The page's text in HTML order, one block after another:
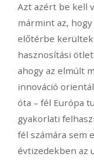
Azt azért be kell
mármint az,
előtérbe kerültek
hasznosítási
ahogy az elmúlt
innováció
óta – fél Európa
gyakorlati
fél számára sem
évtizedekben az